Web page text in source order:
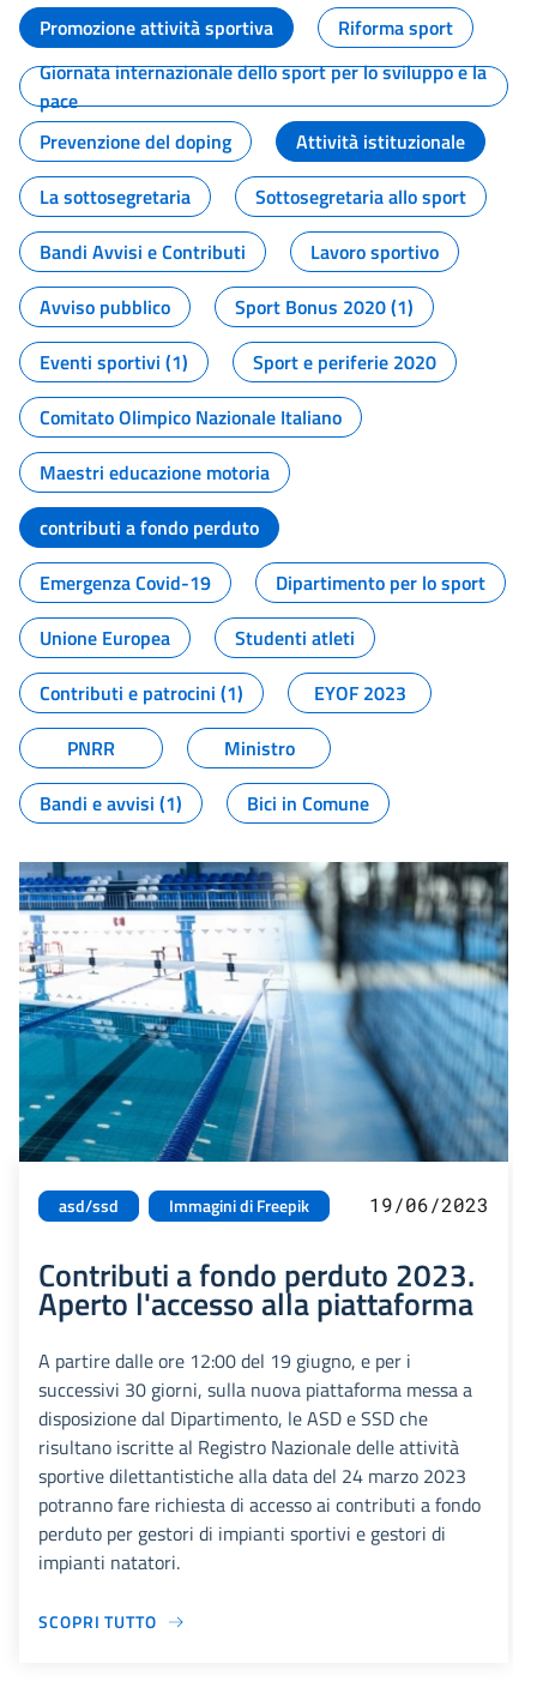
Promozione attività sportiva
Riforma sport
Giornata internazionale dello sport per lo sviluppo e la
pace
Prevenzione del doping
Attività istituzionale
La sottosegretaria
Sottosegretaria allo sport
Bandi Avvisi e Contributi
Lavoro sportivo
Avviso pubblico
Sport Bonus 2020 (1)
Eventi sportivi (1)
Sport e periferie 2020
Comitato Olimpico Nazionale Italiano
Maestri educazione motoria
contributi a fondo perduto
Emergenza Covid-19
Dipartimento per lo sport
Unione Europea
Studenti atleti
Contributi e patrocini (1)
EYOF 2023
PNRR
Ministro
Bandi e avvisi (1)
Bici in Comune
asd/ssd Immagini di Freepik 19/06/2023
Contributi a fondo perduto 2023.
Aperto l'accesso alla piattaforma
A partire dalle ore 12:00 del 19 giugno, e per i
successivi 30 giorni, sulla nuova piattaforma messa a
disposizione dal Dipartimento, le ASD e SSD che
risultano iscritte al Registro Nazionale delle attività
sportive dilettantistiche alla data del 24 marzo 2023
potranno fare richiesta di accesso ai contributi a fondo
perduto per gestori di impianti sportivi e gestori di
impianti natatori.
SCOPRI TUTTO